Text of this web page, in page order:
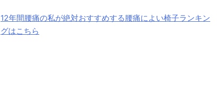
12年間腰痛の私が絶対おすすめする腰痛によい椅子ランキン
グはこちら